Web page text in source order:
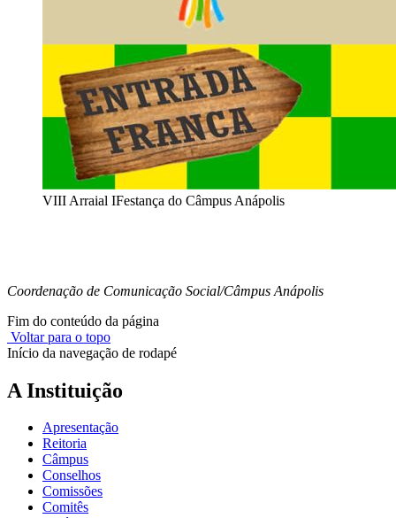
VIII Arraial IFestança do Câmpus Anápolis
Coordenação de Comunicação Social/Câmpus Anápolis
Fim do conteúdo da página
Voltar para o topo
Início da navegação de rodapé
A Instituição
Apresentação
Reitoria
Câmpus
Conselhos
Comissões
Comitês